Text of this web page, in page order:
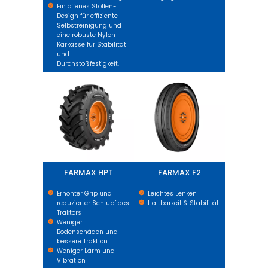
Ein offenes Stollen-
Design für effiziente
Selbstreinigung und
eine robuste Nylon-
Karkasse für Stabilität
und
Durchstoßfestigkeit.
FARMAX HPT
Erhöhter Grip und
reduzierter Schlupf des
Traktors
Weniger
Bodenschäden und
bessere Traktion
Weniger Lärm und
Vibration
FARMAX F2
Leichtes Lenken
Haltbarkeit & Stabilität